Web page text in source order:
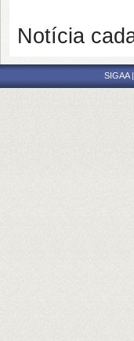
Notícia
SIGAA